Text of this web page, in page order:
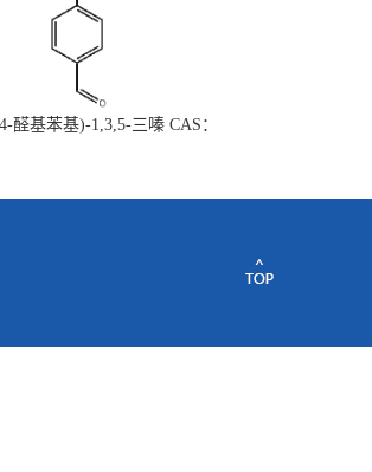
醛基苯基)-1,3,5-三嗪 CAS：